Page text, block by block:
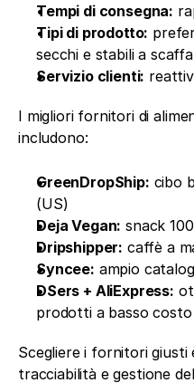
Tempi di consegna:
Tipi di prodotto:
secchi e stabili a
Servizio clienti:
I migliori fornitori di
includono:
GreenDropShip: cibo
(US)
Deja Vegan: snack
Dripshipper: caffè a
Syncee: ampio
DSers + AliExpress:
prodotti a basso costo
Scegliere i fornitori
tracciabilità e gestione